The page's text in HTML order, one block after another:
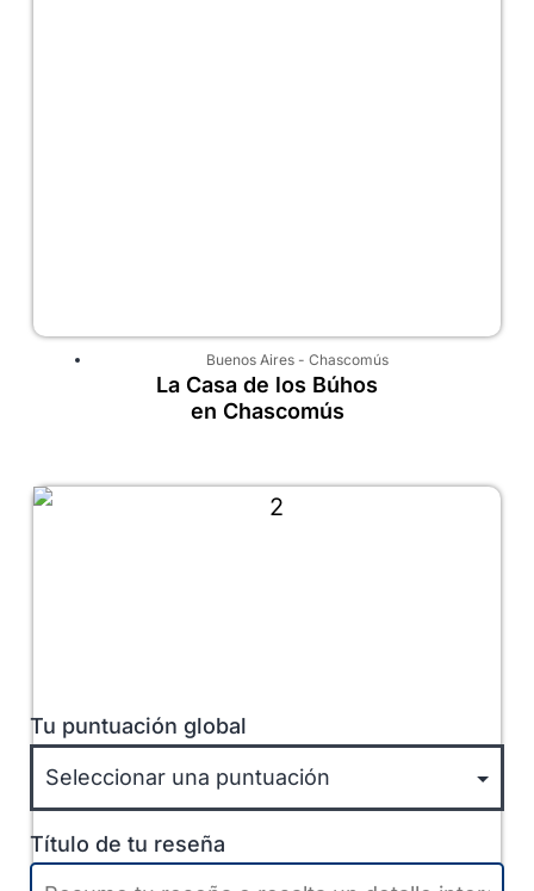
Buenos Aires- Chascomús
La Casa de los Búhos
en Chascomús
Tu puntuación global
Título de tu reseña